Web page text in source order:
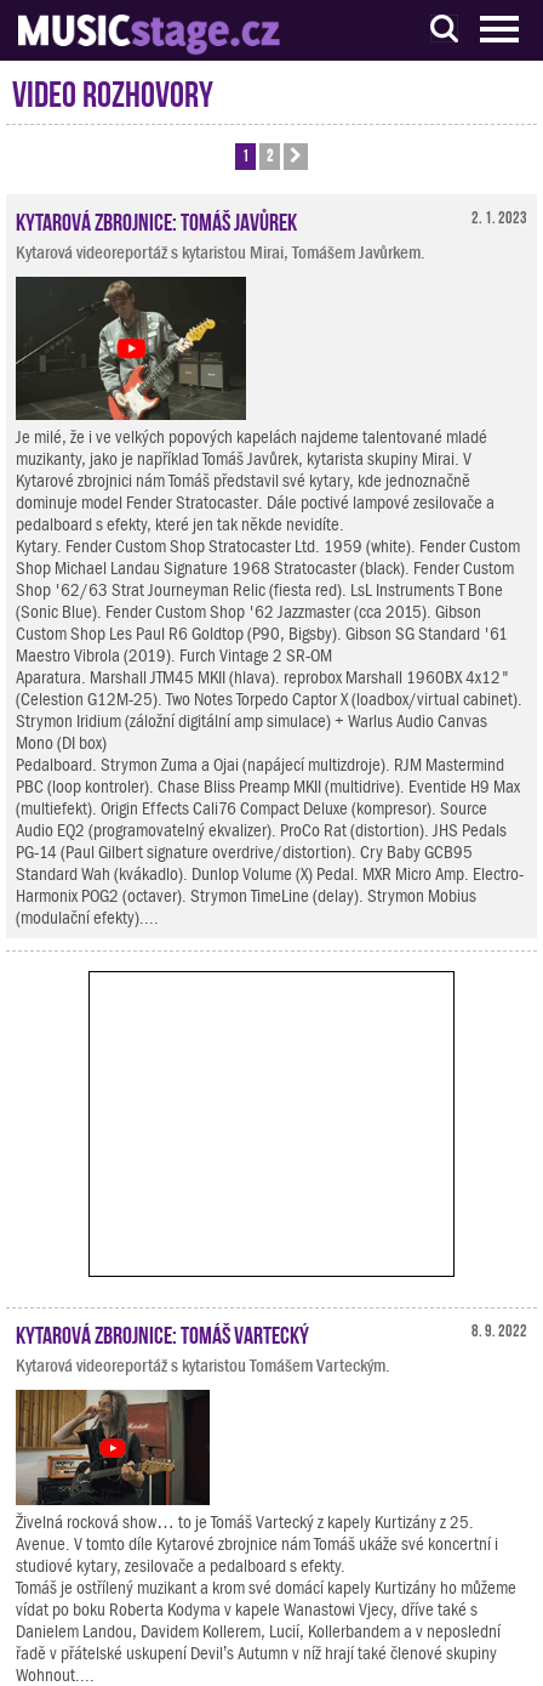
S muzikanty pro muzikanty
Video rozhovory
1 2
2. 1. 2023
Kytarová zbrojnice: Tomáš Javůrek
Kytarová videoreportáž s kytaristou Mirai, Tomášem Javůrkem.
Je milé, že i ve velkých popových kapelách najdeme talentované mladé
muzikanty, jako je například Tomáš Javůrek, kytarista skupiny Mirai. V
Kytarové zbrojnici nám Tomáš představil své kytary, kde jednoznačně
dominuje model Fender Stratocaster. Dále poctivé lampové zesilovače a
pedalboard s efekty, které jen tak někde nevidíte.
Kytary. Fender Custom Shop Stratocaster Ltd. 1959 (white). Fender Custom
Shop Michael Landau Signature 1968 Stratocaster (black). Fender Custom
Shop '62/63 Strat Journeyman Relic (fiesta red). LsL Instruments T Bone
(Sonic Blue). Fender Custom Shop '62 Jazzmaster (cca 2015). Gibson
Custom Shop Les Paul R6 Goldtop (P90, Bigsby). Gibson SG Standard '61
Maestro Vibrola (2019). Furch Vintage 2 SR-OM
Aparatura. Marshall JTM45 MKII (hlava). reprobox Marshall 1960BX 4x12"
(Celestion G12M-25). Two Notes Torpedo Captor X (loadbox/virtual cabinet).
Strymon Iridium (záložní digitální amp simulace) + Warlus Audio Canvas
Mono (DI box)
Pedalboard. Strymon Zuma a Ojai (napájecí multizdroje). RJM Mastermind
PBC (loop kontroler). Chase Bliss Preamp MKII (multidrive). Eventide H9 Max
(multiefekt). Origin Effects Cali76 Compact Deluxe (kompresor). Source
Audio EQ2 (programovatelný ekvalizer). ProCo Rat (distortion). JHS Pedals
PG-14 (Paul Gilbert signature overdrive/distortion). Cry Baby GCB95
Standard Wah (kvákadlo). Dunlop Volume (X) Pedal. MXR Micro Amp. Electro-
Harmonix POG2 (octaver). Strymon TimeLine (delay). Strymon Mobius
(modulační efekty)....
8. 9. 2022
Kytarová zbrojnice: Tomáš Vartecký
Kytarová videoreportáž s kytaristou Tomášem Varteckým.
Živelná rocková show… to je Tomáš Vartecký z kapely Kurtizány z 25.
Avenue. V tomto díle Kytarové zbrojnice nám Tomáš ukáže své koncertní i
studiové kytary, zesilovače a pedalboard s efekty.
Tomáš je ostřílený muzikant a krom své domácí kapely Kurtizány ho můžeme
vídat po boku Roberta Kodyma v kapele Wanastowi Vjecy, dříve také s
Danielem Landou, Davidem Kollerem, Lucií, Kollerbandem a v neposlední
řadě v přátelské uskupení Devil’s Autumn v níž hrají také členové skupiny
Wohnout....